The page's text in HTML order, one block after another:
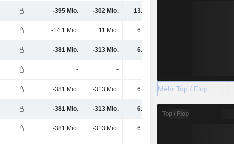
-395 Mio. -302 Mio. 13.1 Mio.
-14.1 Mio. 11 Mio. 6.4 Mio.
-381 Mio. -313 Mio. 6.7 Mio.
- -
-381 Mio. -313 Mio. 6.7 Mio. 131 Mio.
-381 Mio. -313 Mio. 6.7 Mio.
-381 Mio. -313 Mio. 6.7 Mio.
Mehr Top / Flop
Top / Flop